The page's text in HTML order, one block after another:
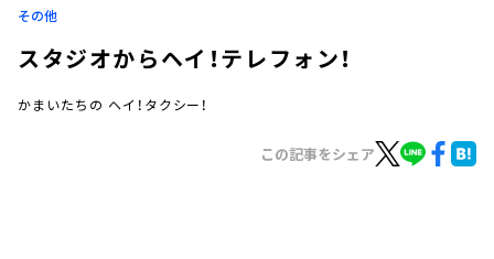
その他
スタジオからヘイ！テレフォン！
かまいたちの ヘイ！タクシー！
この記事をシェア